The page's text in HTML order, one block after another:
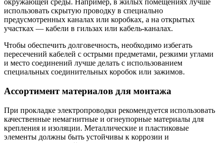
окружающей среды. Например, в жилых помещениях лучше
использовать скрытую проводку в специально
предусмотренных каналах или коробках, а на открытых
участках — кабели в гильзах или кабель-каналах.
Чтобы обеспечить долговечность, необходимо избегать
пересечений кабелей с острыми предметами, резкими углами
и место соединений лучше делать с использованием
специальных соединительных коробок или зажимов.
Ассортимент материалов для монтажа
При прокладке электропроводки рекомендуется использовать
качественные немагнитные и огнеупорные материалы для
крепления и изоляции. Металлические и пластиковые
элементы должны быть устойчивы к коррозии и